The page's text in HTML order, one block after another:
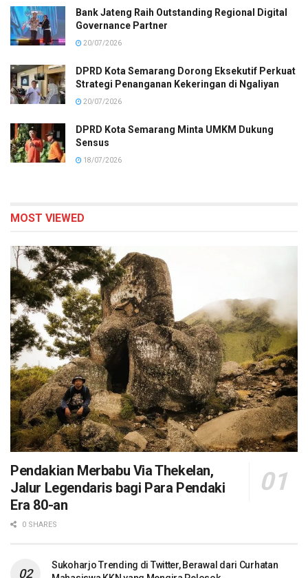
Bank Jateng Raih Outstanding Regional Digital
Governance Partner
20/07/2026
DPRD Kota Semarang Dorong Eksekutif Perkuat
Strategi Penanganan Kekeringan di Ngaliyan
20/07/2026
DPRD Kota Semarang Minta UMKM Dukung
Sensus
18/07/2026
MOST VIEWED
Pendakian Merbabu Via Thekelan,
Jalur Legendaris bagi Para Pendaki
Era 80-an
0 SHARES
Sukoharjo Trending di Twitter, Berawal dari Curhatan